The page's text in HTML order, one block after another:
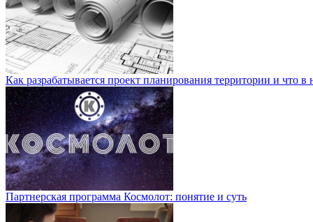
Как разрабатывается проект планирования территории и что в
Партнерская программа Космолот: понятие и суть